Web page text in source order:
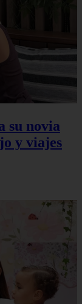
su novia
y viajes